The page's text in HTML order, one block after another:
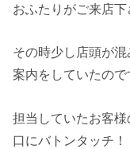
おふたりがご来店下
その時少し店頭が
案内をしていたので
担当していたお客
口にバトンタッチ！